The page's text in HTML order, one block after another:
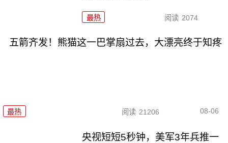
最热 阅读 2074
五箭齐发！熊猫这一巴掌扇过去，大漂亮终于知疼
最热 阅读 21206 08-06
央视短短5秒钟，美军3年兵推一